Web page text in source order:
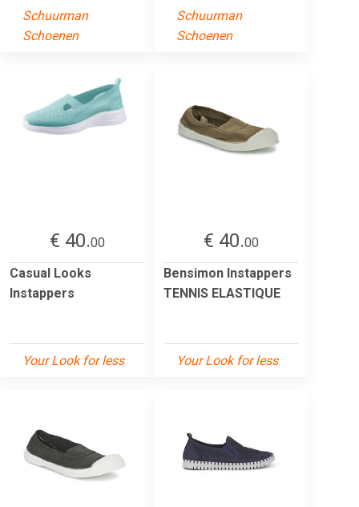
Schuurman
Schoenen
Schuurman
Schoenen
€ 40.00
Casual Looks
Instappers
Your Look for less
€ 40.00
Bensimon Instappers
TENNIS ELASTIQUE
Your Look for less